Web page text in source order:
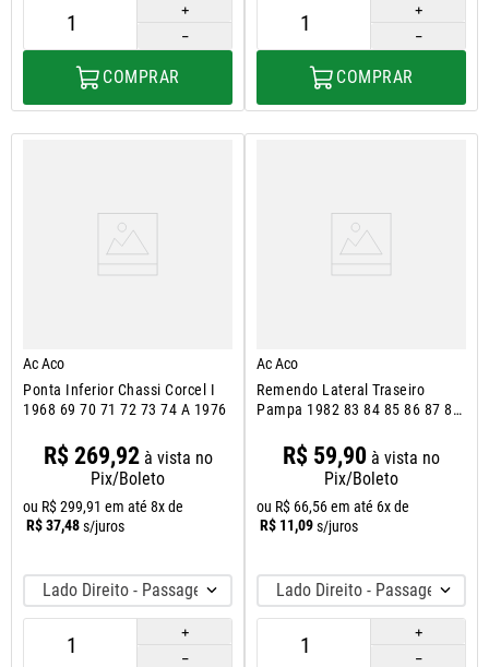
＋
－
COMPRAR
＋
－
COMPRAR
Ac Aco
Ponta Inferior Chassi Corcel I
1968 69 70 71 72 73 74 A 1976
R$ 269,92à vista no
Pix/Boleto
ou R$299,91 em até 8x de
R$37,48s/juros
Lado Direito - Passageiro
＋
－
Ac Aco
Remendo Lateral Traseiro
Pampa 1982 83 84 85 86 87 88
R$ 59,90 à vista no
Pix/Boleto
ou R$ 66,56em até 6x de
R$ 11,09s/juros
Lado Direito - Passageiro
＋
－